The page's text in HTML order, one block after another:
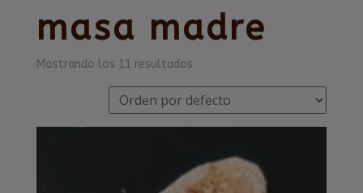
masa madre
Mostrando los 11 resultados